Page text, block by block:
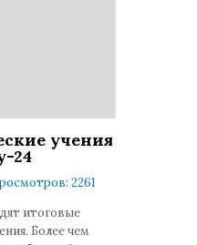
учения
24
2261
итоговые
Более чем